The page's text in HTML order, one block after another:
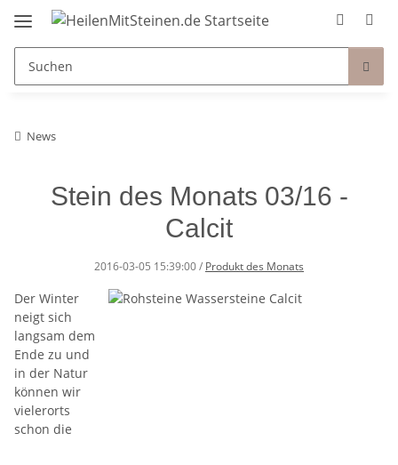
News
Stein des Monats 03/16 -
Calcit
2016-03-05 15:39:00/ Produkt des Monats
Der Winter
neigt sich
langsam dem
Ende zu und
in der Natur
können wir
vielerorts
schon die